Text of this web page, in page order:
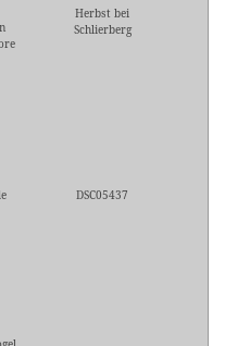
Herbst bei
Schlierberg
DSC05437